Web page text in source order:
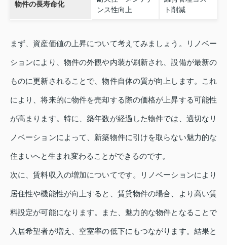
物件の長寿命化
ンス性向上
ト削減
まず、資産価値の上昇について考えてみましょう。リノベー
ションにより、物件の外観や内装が刷新され、設備が最新の
ものに更新されることで、物件自体の質が向上します。これ
により、将来的に物件を売却する際の価格が上昇する可能性
が高まります。特に、築年数が経過した物件では、適切なリ
ノベーションによって、新築物件に引けを取らない魅力的な
住まいへと生まれ変わることができるのです。
次に、賃料収入の増加についてです。リノベーションにより
居住性や機能性が向上すると、賃貸物件の場合、より高い賃
料設定が可能になります。また、魅力的な物件となることで
入居希望者が増え、空室率の低下にもつながります。結果と